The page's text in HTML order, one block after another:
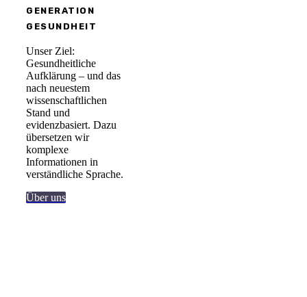
GENERATION
GESUNDHEIT
Unser Ziel:
Gesundheitliche
Aufklärung – und das
nach neuestem
wissenschaftlichen
Stand und
evidenzbasiert. Dazu
übersetzen wir
komplexe
Informationen in
verständliche Sprache.
Über uns